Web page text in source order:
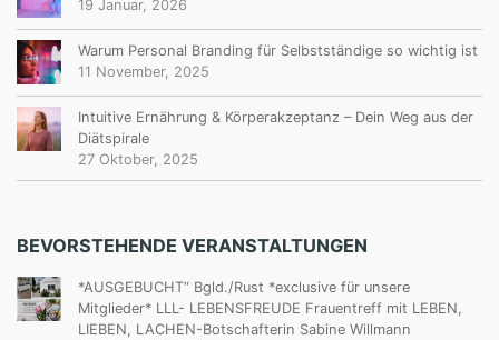
19 Januar, 2026
Warum Personal Branding für Selbstständige so wichtig ist
11 November, 2025
Intuitive Ernährung & Körperakzeptanz – Dein Weg aus der
Diätspirale
27 Oktober, 2025
BEVORSTEHENDE VERANSTALTUNGEN
*AUSGEBUCHT“ Bgld./Rust *exclusive für unsere
Mitglieder* LLL- LEBENSFREUDE Frauentreff mit LEBEN,
LIEBEN, LACHEN-Botschafterin Sabine Willmann